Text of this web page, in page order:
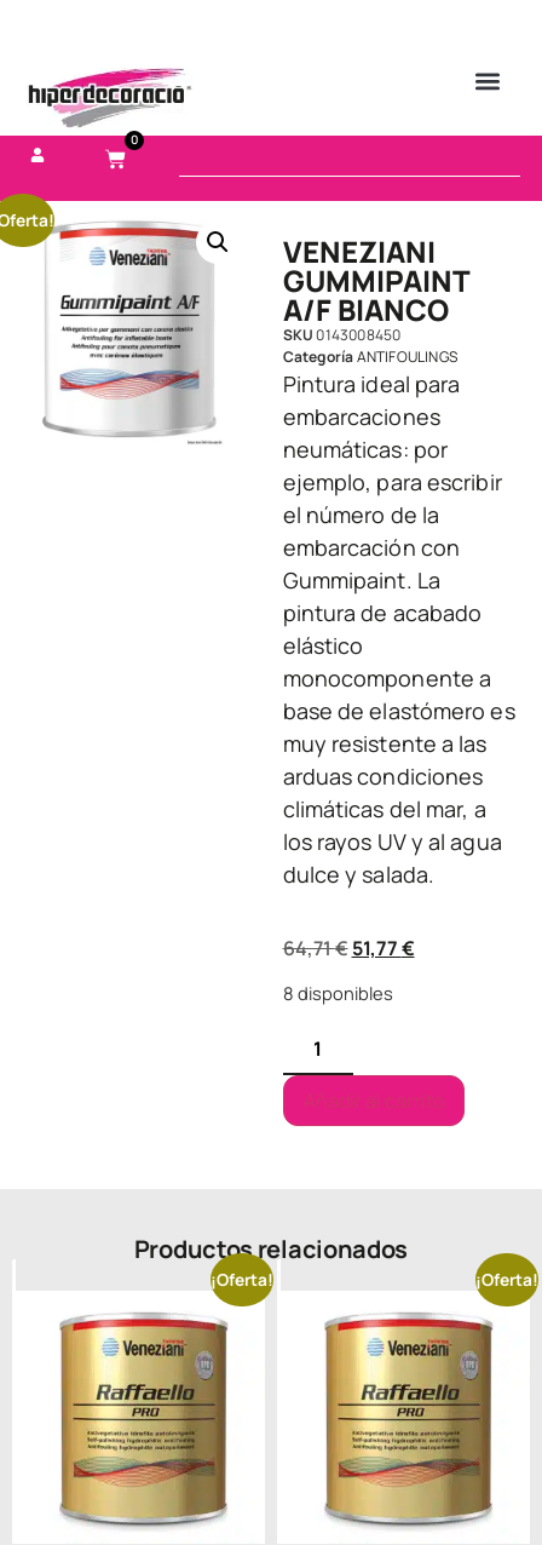
0
VENEZIANI
GUMMIPAINT
A/F BIANCO
SKU0143008450
CategoríaANTIFOULINGS
Pintura ideal para
embarcaciones
neumáticas: por
ejemplo, para escribir
el número de la
embarcación con
Gummipaint. La
pintura de acabado
elástico
monocomponente a
base de elastómero es
muy resistente a las
arduas condiciones
climáticas del mar, a
los rayos UV y al agua
dulce y salada.
64,71€ 51,77€
8 disponibles
Añadir al carrito
Productos relacionados
¡Oferta! ¡Oferta!